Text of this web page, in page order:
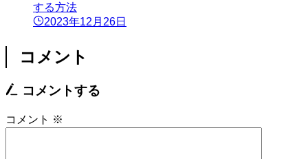
する方法
2023年12月26日
コメント
コメントする
コメント ※